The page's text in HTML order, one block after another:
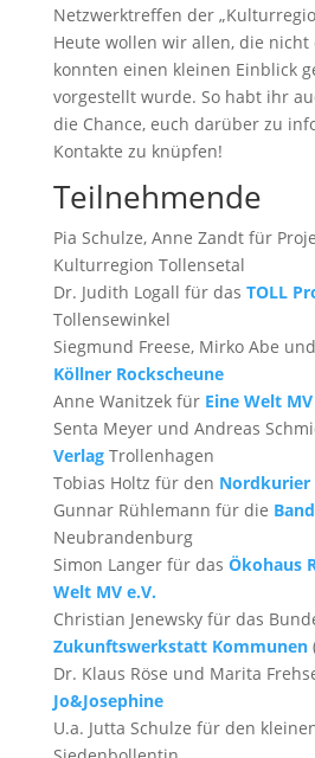
Netzwerktreffen der
Heute wollen wir allen, die
konnten einen kleinen Einblick
vorgestellt wurde. So habt ihr
die Chance, euch darüber zu
Kontakte zu knüpfen!
Teilnehmende
Pia Schulze, Anne Zandt für
Kulturregion Tollensetal
Dr. Judith Logall für das TOLL
Tollensewinkel
Siegmund Freese, Mirko Abe
Köllner Rockscheune
Anne Wanitzek für Eine Welt MV
Senta Meyer und Andreas
VerlagTrollenhagen
Tobias Holtz für den Nordkurier
Gunnar Rühlemann für die
Neubrandenburg
Simon Langer für das Ökohaus
Welt MV e.V.
Christian Jenewsky für das
Zukunftswerkstatt Kommunen
Dr. Klaus Röse und Marita
Jo&Josephine
U.a. Jutta Schulze für den